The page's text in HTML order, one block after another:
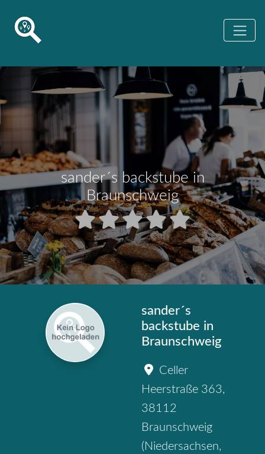
sander´s backstube in
Braunschweig
sander´s
backstube in
Braunschweig
Celler
Heerstraße 363,
38112
Braunschweig
( Niedersachsen,